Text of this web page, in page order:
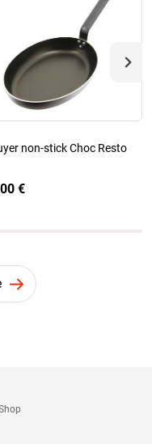
non-stick Choc Resto
€